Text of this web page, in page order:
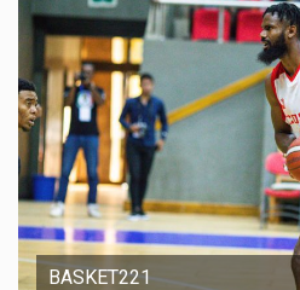
BASKET221